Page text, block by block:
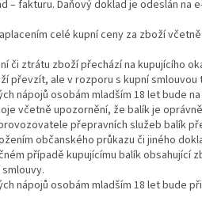
– fakturu. Daňový doklad je odeslán na
celé kupní ceny za zboží
či ztrátu zboží přechází na kupujícího
převzít, ale v rozporu s kupní smlouvou
nápojů osobám mladším 18 let bude
včetně upozornění, že balík je
přepravních služeb balík
občanského průkazu či jiného
případě kupujícímu balík obsahující
nápojů osobám mladším 18 let bude